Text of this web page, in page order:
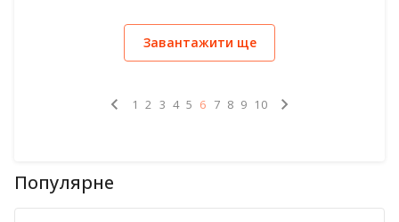
пневмококової пневмонії характерні гострий початок,
висока температура тіла, біль у грудях; для
функції печінки; для мікоплазмової – м’язовий і
Завантажити ще
1 2 3 4 5 6 7 8 9 10
Популярне